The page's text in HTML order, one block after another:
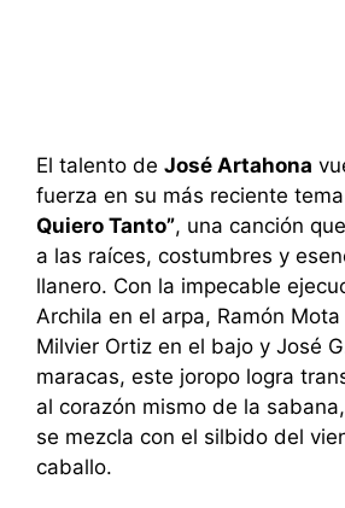
El talento de José Artahona
fuerza en su más reciente tema
Quiero Tanto”, una canción
a las raíces, costumbres y
llanero. Con la impecable
Archila en el arpa, Ramón
Milvier Ortiz en el bajo y José
maracas, este joropo logra
al corazón mismo de la
se mezcla con el silbido del
caballo.